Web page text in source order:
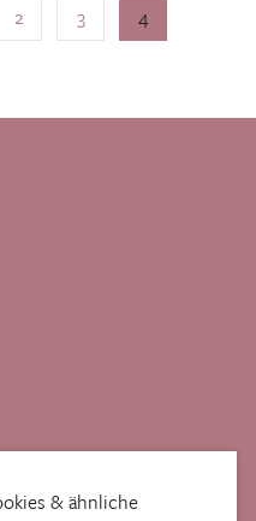
& ähnliche
2 3 4